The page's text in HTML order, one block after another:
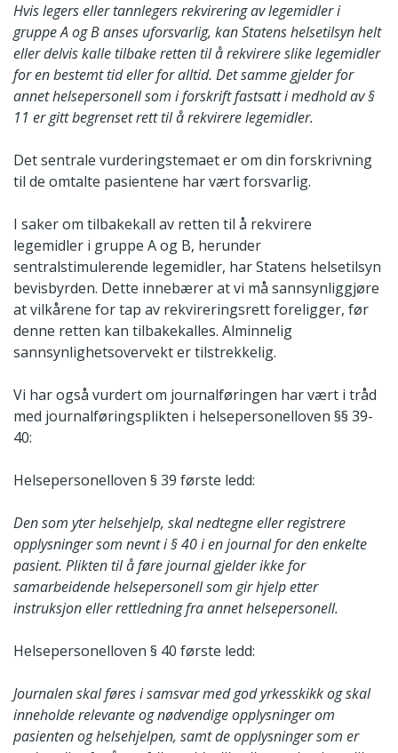
Hvis legers eller tannlegers rekvirering av legemidler i
gruppe A og B anses uforsvarlig, kan Statens helsetilsyn helt
eller delvis kalle tilbake retten til å rekvirere slike legemidler
for en bestemt tid eller for alltid. Det samme gjelder for
annet helsepersonell som i forskrift fastsatt i medhold av §
11 er gitt begrenset rett til å rekvirere legemidler.
Det sentrale vurderingstemaet er om din forskrivning
til de omtalte pasientene har vært forsvarlig.
I saker om tilbakekall av retten til å rekvirere
legemidler i gruppe A og B, herunder
sentralstimulerende legemidler, har Statens helsetilsyn
bevisbyrden. Dette innebærer at vi må sannsynliggjøre
at vilkårene for tap av rekvireringsrett foreligger, før
denne retten kan tilbakekalles. Alminnelig
sannsynlighetsovervekt er tilstrekkelig.
Vi har også vurdert om journalføringen har vært i tråd
med journalføringsplikten i helsepersonelloven §§ 39-
40:
Helsepersonelloven § 39 første ledd:
Den som yter helsehjelp, skal nedtegne eller registrere
opplysninger som nevnt i § 40 i en journal for den enkelte
pasient. Plikten til å føre journal gjelder ikke for
samarbeidende helsepersonell som gir hjelp etter
instruksjon eller rettledning fra annet helsepersonell.
Helsepersonelloven § 40 første ledd:
Journalen skal føres i samsvar med god yrkesskikk og skal
inneholde relevante og nødvendige opplysninger om
pasienten og helsehjelpen, samt de opplysninger som er